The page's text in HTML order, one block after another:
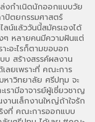
งกำเนิดนักออกแบบวัย
ปัตยกรรมศาสตร์
น์แล้ววันนี้สมัครเองได้
หลายคนมีความฝันแต่
ะอะไรก็ตามขอบอก
บ สร้างสรรค์ผลงาน
ลยเพราะที่ คณะการ
าวิทยาลัย ศรีปทุม จะ
เรามีอาจารย์ผู้เชี่ยวชาญ
งานเล็กงานใหญ่ถ้าใจรัก
งที่ คณะการออกแบบ